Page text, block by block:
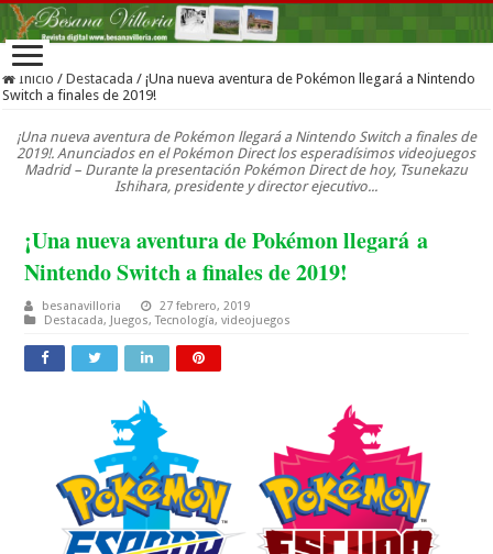
Inicio / Destacada / ¡Una nueva aventura de Pokémon llegará a Nintendo
Switch a finales de 2019!
¡Una nueva aventura de Pokémon llegará a Nintendo Switch a finales de
2019!. Anunciados en el Pokémon Direct los esperadísimos videojuegos
Madrid – Durante la presentación Pokémon Direct de hoy, Tsunekazu
Ishihara, presidente y director ejecutivo...
¡Una nueva aventura de Pokémon llegará a
Nintendo Switch a finales de 2019!
besanavilloria
27 febrero, 2019
Destacada, Juegos,Tecnología,videojuegos